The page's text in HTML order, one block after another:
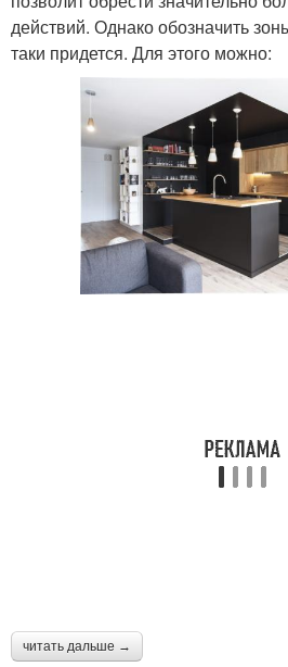
действий. Однако обозначить
таки придется. Для этого можно:
читать дальше →